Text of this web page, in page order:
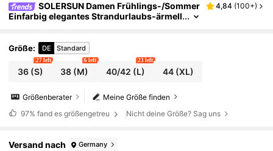
SOLERSUN Damen Frühlings-/Sommer
Einfarbig elegantes Strandurlaubs-ärmell
4,84 (100+)
Größe: DE Standard
36(S)
27 left
38 (M)
6 left
40/42 (L)
23 left
44(XL)
Meine Größe finden
Größenberater
97% fand es größengetreu Nicht deine Größe? Sag uns
Versand nach Germany